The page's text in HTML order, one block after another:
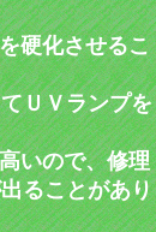
硬化させるこ
ＵＶランプを
いので、修理
ることがあり